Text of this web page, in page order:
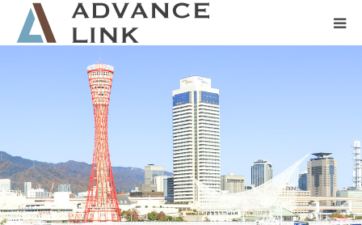
会社概要
ネット保険
事業保険